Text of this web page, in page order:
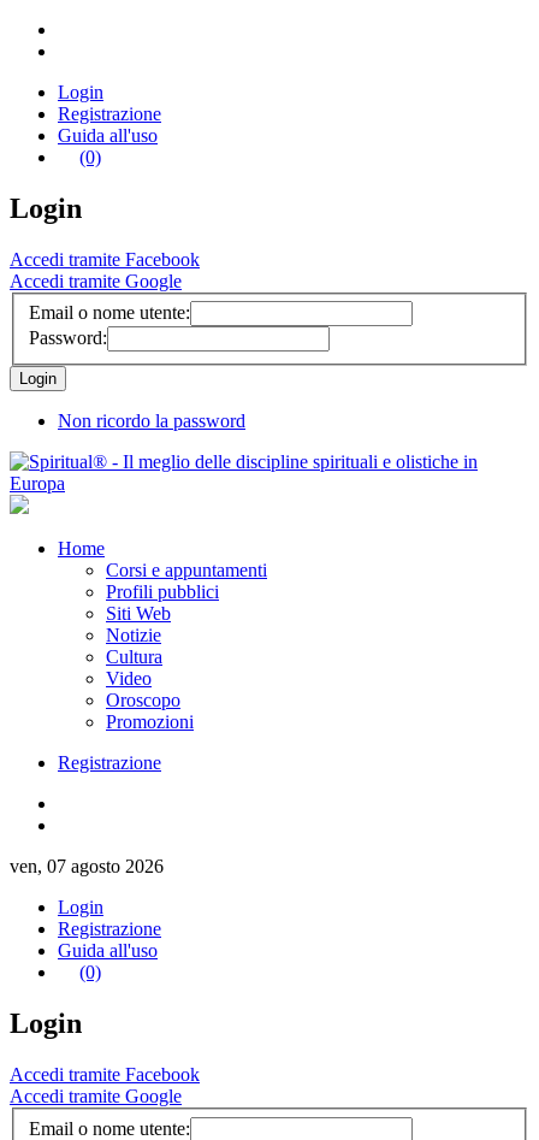
Login
Registrazione
Guida all'uso
(0)
Login
Accedi tramite Facebook
Accedi tramite Google
Email o nome utente:
Password:
Non ricordo la password
Home
Corsi e appuntamenti
Profili pubblici
Siti Web
Notizie
Cultura
Video
Oroscopo
Promozioni
Registrazione
ven, 07 agosto 2026
Login
Registrazione
Guida all'uso
(0)
Login
Accedi tramite Facebook
Accedi tramite Google
Email o nome utente: